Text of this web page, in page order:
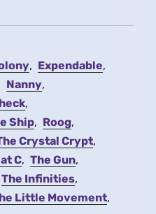
Expendable
Nanny
Ship
Roog
Crystal Crypt
C
The Gun
The Infinities
Little Movement